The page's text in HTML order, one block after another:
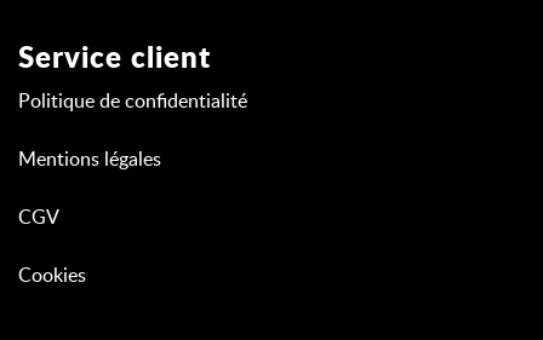
Service client
Politique de confidentialité
Mentions légales
CGV
Cookies